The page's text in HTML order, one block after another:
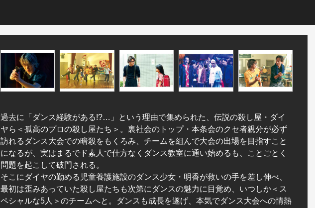
過去に「ダンス経験がある!?…」という理由で集められた、伝説の殺し屋・ダイ
ヤら＜孤高のプロの殺し屋たち＞。裏社会のトップ・本条会のクセ者親分が必ず
訪れるダンス大会での暗殺をもくろみ、チームを組んで大会の出場を目指すこと
になるが、実はまるでド素人で仕方なくダンス教室に通い始めるも、ことごとく
問題を起こして破門される。
そこにダイヤの勤める児童養護施設のダンス少女・明香が救いの手を差し伸べ、
最初は歪みあっていた殺し屋たちも次第にダンスの魅力に目覚め、いつしか＜ス
ペシャルな5人＞のチームへと。ダンスも成長を遂げ、本気でダンス大会への情熱